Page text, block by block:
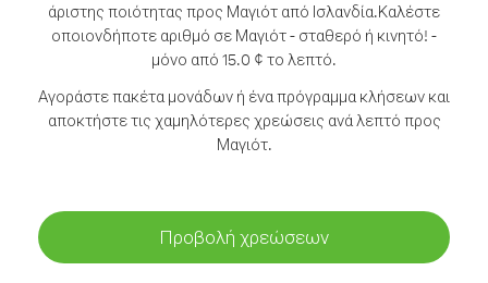
άριστης ποιότητας προς Μαγιότ από Ισλανδία.Καλέστε
οποιονδήποτε αριθμό σε Μαγιότ - σταθερό ή κινητό! -
μόνο από 15.0 ¢ το λεπτό.
Αγοράστε πακέτα μονάδων ή ένα πρόγραμμα κλήσεων και
αποκτήστε τις χαμηλότερες χρεώσεις ανά λεπτό προς
Μαγιότ.
Προβολή χρεώσεων